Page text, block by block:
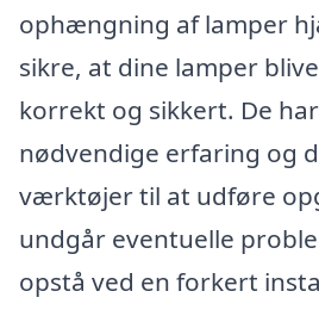
ophængning af lamper
sikre, at dine lamper
korrekt og sikkert. De
nødvendige erfaring og
værktøjer til at udføre
undgår eventuelle
opstå ved en forkert